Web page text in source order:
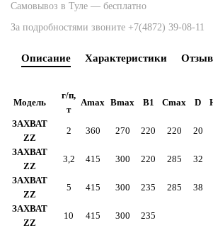
Самовывоз в Туле — бесплатно
За подробностями звоните +7(4872) 39-08-11
Описание Характеристики
Модель
г/п,
т
Amax Bmax B1 Cmax D
ЗАХВАТ
ZZ
2 360 270 220 220 20
ЗАХВАТ
ZZ
3,2 415 300 220 285 32
ЗАХВАТ
ZZ
5 415 300 235 285 38
ЗАХВАТ
ZZ
10 415 300 235